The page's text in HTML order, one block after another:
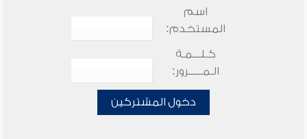
اسم
المستخدم:
كـلـــمـة
الـمـــــرور:
دخول المشتركين